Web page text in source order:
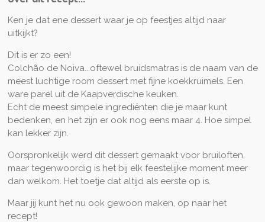
n
Ken je dat ene dessert waar je op feestjes altijd naar
uitkijkt?
Dit is er zo een!
Colchão de Noiva...oftewel bruidsmatras is de naam van de
meest luchtige room dessert met fijne koekkruimels. Een
ware parel uit de Kaapverdische keuken.
Echt de meest simpele ingrediënten die je maar kunt
bedenken, en het zijn er ook nog eens maar 4. Hoe simpel
kan lekker zijn.
Oorspronkelijk werd dit dessert gemaakt voor bruiloften,
maar tegenwoordig is het bij elk feestelijke moment meer
dan welkom. Het toetje dat altijd als eerste op is.
Maar jij kunt het nu ook gewoon maken, op naar het
recept!